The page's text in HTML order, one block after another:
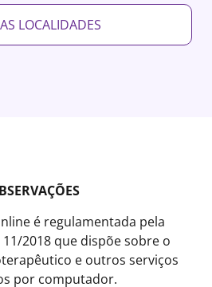
LOCALIDADES
é regulamentada pela
11/2018 que dispõe sobre o
e outros serviços
por computador.